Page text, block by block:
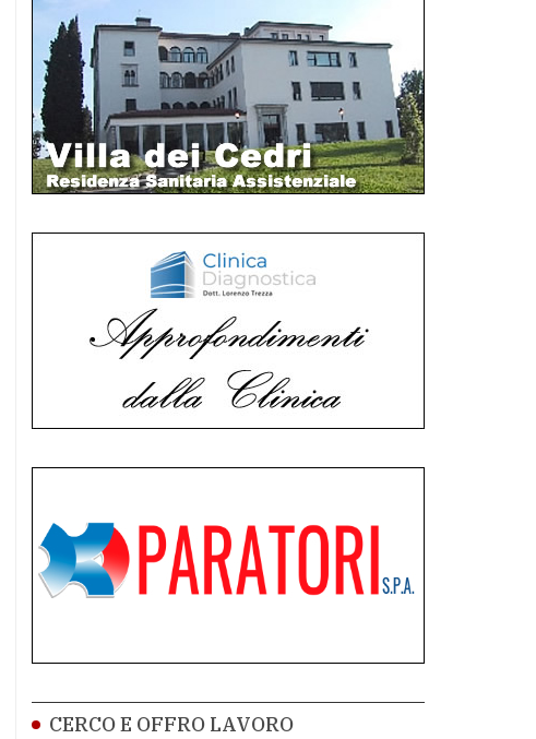
CERCO E OFFRO LAVORO